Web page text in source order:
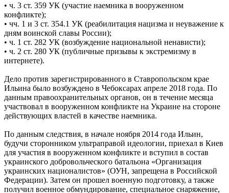
• ч. 3 ст. 359 УК (участие наемника в вооруженном
конфликте);
• чч. 1 и 3 ст. 354.1 УК (реабилитация нацизма и неуважение к
дням воинской славы России);
• ч. 1 ст. 282 УК (возбуждение национальной ненависти);
• ч. 2 ст. 280 УК (публичные призывы к экстремизму в
интернете).
Дело против зарегистрированного в Ставропольском крае
Ильина было возбуждено в Чебоксарах апреле 2018 года. По
данным правоохранительных органов, он в течение месяца
участвовал в вооруженном конфликте на Украине на стороне
действующих властей в качестве наемника.
По данным следствия, в начале ноября 2014 года Ильин,
будучи сторонником ультраправой идеологии, приехал в Киев
для участия в вооруженном конфликте и вступил в состав
украинского добровольческого батальона «Организация
украинских националистов» (ОУН, запрещена в Российской
Федерации). Затем он прошел военную подготовку, а также
получил военное обмундирование, специальное снаряжение,